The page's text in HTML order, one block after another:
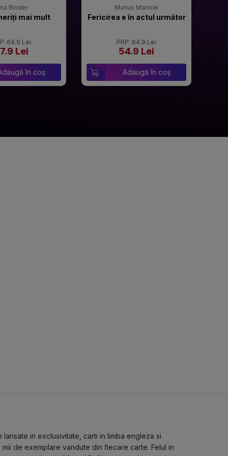
Binder
mai mult
64.9 Lei
Lei
în coș
Marius Manole
Fericirea e în actul următor
PRP: 64.9 Lei
54.9 Lei
Adaugă în coș
in exclusivitate, carti in limba engleza si
de exemplare vandute din fiecare carte. Felul in